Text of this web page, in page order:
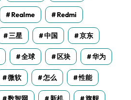
Realme Redmi
三星 中国 京东
全球 区块 华为
微软 怎么 性能